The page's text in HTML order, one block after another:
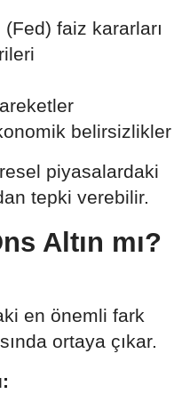
faiz kararları
belirsizlikler
piyasalardaki
tepki verebilir.
Altın mı?
en önemli fark
ortaya çıkar.